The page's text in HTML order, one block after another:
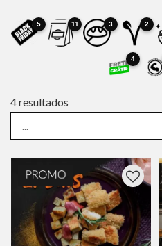
5 11 3 2
4
4resultados